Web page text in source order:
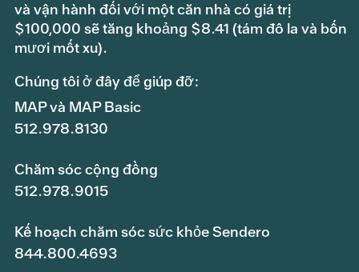
và vận hành đối với một căn nhà có giá trị
$100,000 sẽ tăng khoảng $8.41 (tám đô la và bốn
mươi mốt xu).
Chúng tôi ở đây để giúp đỡ:
MAP và MAP Basic
512.978.8130
Chăm sóc cộng đồng
512.978.9015
Kế hoạch chăm sóc sức khỏe Sendero
844.800.4693